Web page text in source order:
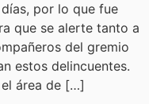
por lo que fue
que se alerte tanto a
del gremio
estos delincuentes.
área de […]